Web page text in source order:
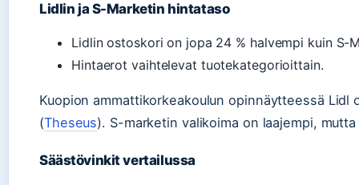
Lidlin ja S-Marketin hintataso
Lidlin ostoskori on jopa 24 % halvempi kuin S-
Hintaerot vaihtelevat tuotekategorioittain.
Kuopion ammattikorkeakoulun opinnäytteessä
(Theseus). S-marketin valikoima on laajempi,
Säästövinkit vertailussa